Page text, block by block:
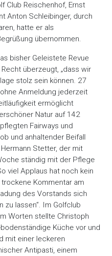
Club Reischenhof, Ernst
Anton Schleibinger, durch
hatte er als
übernommen.
bisher Geleistete Revue
überzeugt, „dass wir
stolz sein können. 27
Anmeldung jederzeit
ermöglicht
Natur auf 142
Fairways und
und anhaltender Beifall
Stetter, der mit
ständig mit der Pflege
viel Applaus hat noch kein
Kommentar am
des Vorstands sich
zu lassen“. Im Golfclub
Worten stellte Christoph
Küche vor und
mit einer leckeren
Antipasti, einem